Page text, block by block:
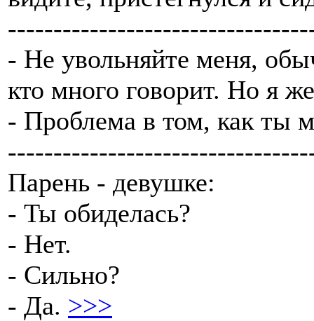
- Не увольняйте меня,
кто много говорит. Но я
- Проблема в том, как ты
Парень - девушке:
- Ты обиделась?
- Нет.
- Сильно?
- Да. >>>